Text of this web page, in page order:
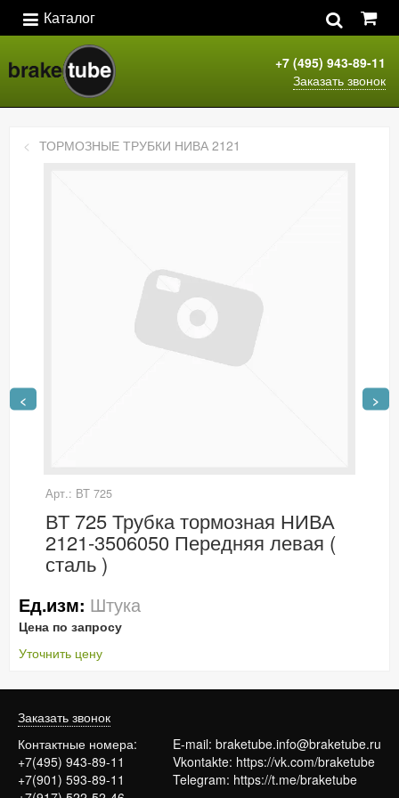
Каталог
+7 (495) 943-89-11
Заказать звонок
< >
ТОРМОЗНЫЕ ТРУБКИ НИВА 2121
Арт.: ВТ 725
ВТ 725 Трубка тормозная НИВА
2121-3506050 Передняя левая (
сталь )
Ед.изм: Штука
Цена по запросу
Уточнить цену
Заказать звонок
Контактные номера:
+7(495) 943-89-11
+7(901) 593-89-11
E-mail: braketube.info@braketube.ru
Vkontakte: https://vk.com/braketube
Telegram: https://t.me/braketube